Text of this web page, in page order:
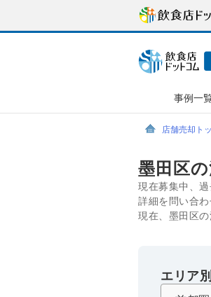
事例一
店舗売却ト
墨田区
現在募集中、
詳細を問い合
現在、墨田区の
エリア